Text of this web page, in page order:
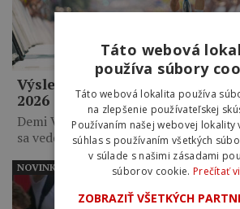
Výsledky 8. etapy Tour de
2026
Demi Vollering zvíťazila po 6-
sa vedenia…
NOVINKY
Táto webová
používa súbory
Táto webová lokalita používa
na zlepšenie používateľskej
Používaním našej webovej lokality
súhlas s používaním všetkých
v súlade s našimi zásadami
súborov cookie. Prečítať
ZOBRAZIŤ VŠETKÝCH